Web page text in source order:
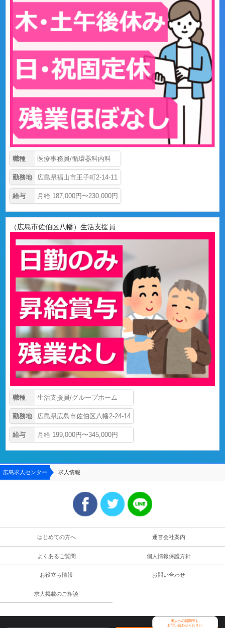
職種 医療事務員/循環器科内科
勤務地 広島県福山市王子町2-14-11
給与 月給 187,000円〜230,000円
（広島市佐伯区八幡）生活支援員...
職種 生活支援員/グループホーム
勤務地 広島県広島市佐伯区八幡2-24-14
給与 月給 199,000円〜345,000円
広島求人センター 求人情報
はじめての方へ 運営会社案内
よくあるご質問 個人情報保護方針
お役立ち情報 お問い合わせ
求人掲載のご相談
求人への質問等も
お問い合わせください